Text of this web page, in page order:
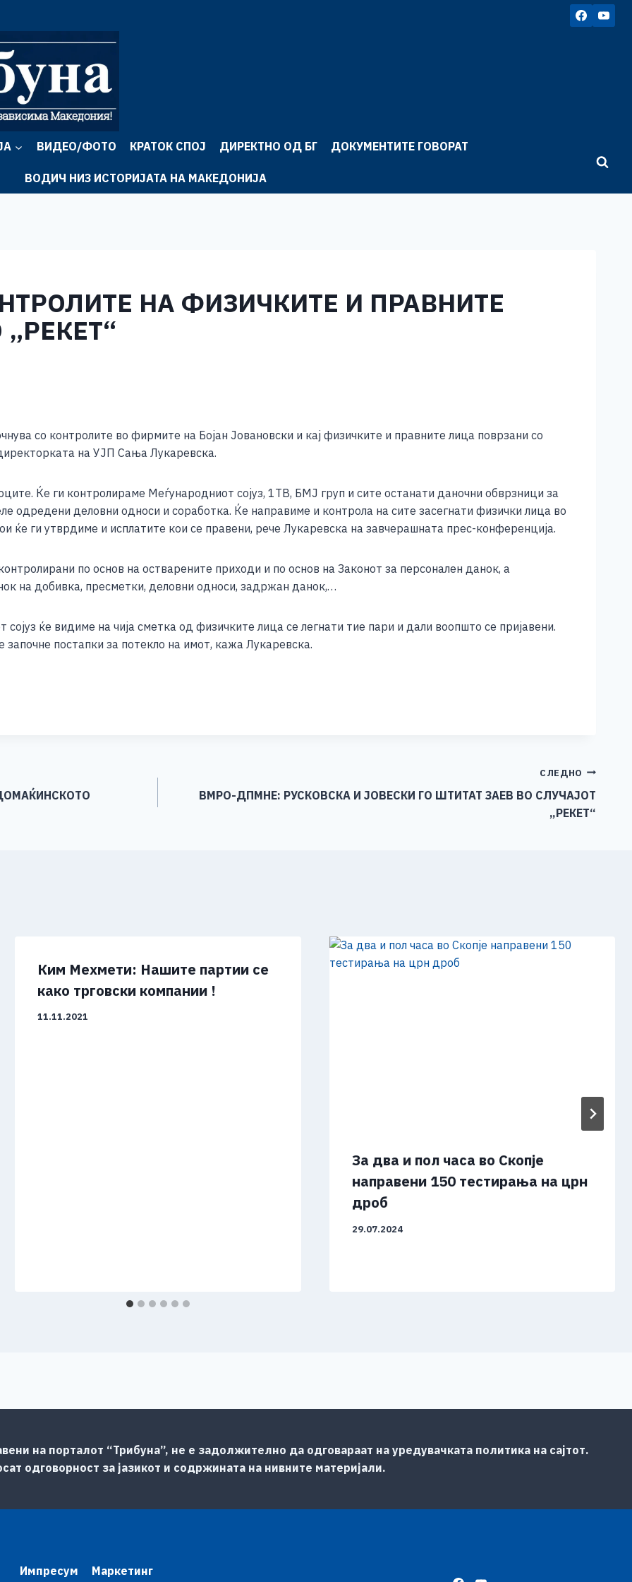
ВИДЕО/ФОТО КРАТОК СПОЈ ДИРЕКТНО ОД БГ ДОКУМЕНТИТЕ ГОВОРАТ
ВОДИЧ НИЗ ИСТОРИЈАТА НА МАКЕДОНИЈА
НА ФИЗИЧКИТЕ И ПРАВНИТЕ
со контролите во фирмите на Бојан Јовановски и кај физичките и правните лица поврзани со
на УЈП Сања Лукаревска.
Ќе ги контролираме Меѓународниот сојуз, 1ТВ, БМЈ груп и сите останати даночни обврзници за
одредени деловни односи и соработка. Ќе направиме и контрола на сите засегнати физички лица во
ќе ги утврдиме и исплатите кои се правени, рече Лукаревска на завчерашната прес-конференција.
по основ на остварените приходи и по основ на Законот за персонален данок, а
на добивка, пресметки, деловни односи, задржан данок,…
ќе видиме на чија сметка од физичките лица се легнати тие пари и дали воопшто се пријавени.
постапки за потекло на имот, кажа Лукаревска.
СЛЕДНО
ВМРО-ДПМНЕ: РУСКОВСКА И ЈОВЕСКИ ГО ШТИТАТ ЗАЕВ ВО СЛУЧАЈОТ
„РЕКЕТ“
Ким Мехмети: Нашите партии се
како трговски компании !
11.11.2021
За два и пол часа во Скопје
направени 150 тестирања на црн
дроб
29.07.2024
на порталот “Трибуна”, не е задолжително да одговараат на уредувачката политика на сајтот.
одговорност за јазикот и содржината на нивните материјали.
Импресум Маркетинг